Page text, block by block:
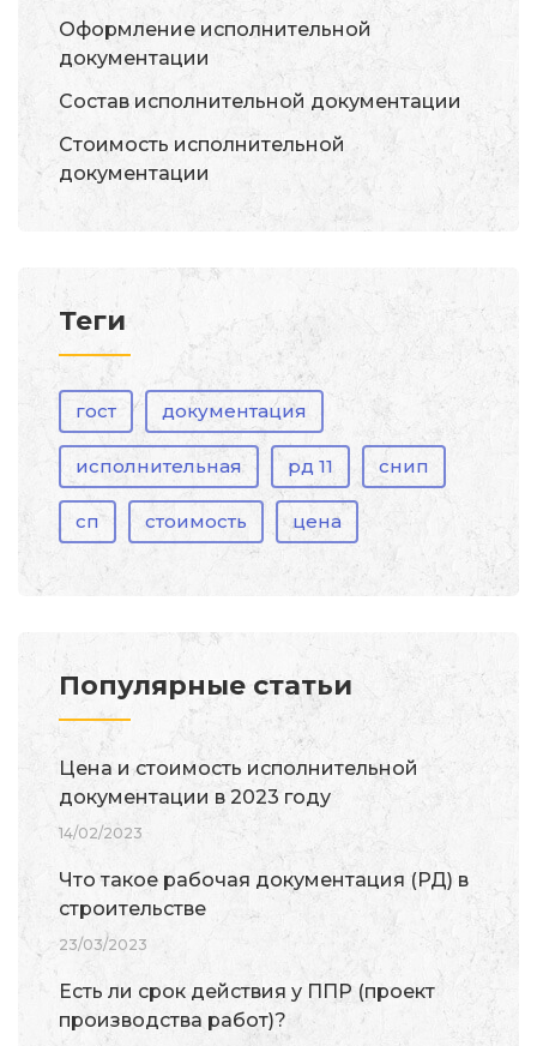
Оформление исполнительной
документации
Состав исполнительной документации
Стоимость исполнительной
документации
Теги
гост документация
исполнительная рд 11 снип
сп стоимость цена
Популярные статьи
Цена и стоимость исполнительной
документации в 2023 году
14/02/2023
Что такое рабочая документация (РД) в
строительстве
23/03/2023
Есть ли срок действия у ППР (проект
производства работ)?